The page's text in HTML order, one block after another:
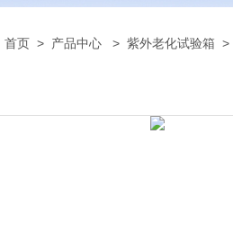
首页 > 产品中心 > 紫外老化试验箱